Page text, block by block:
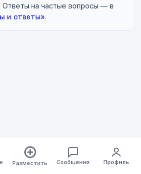
. Ответы на частые вопросы — в
и ответы».
Разместить Сообщения Профиль